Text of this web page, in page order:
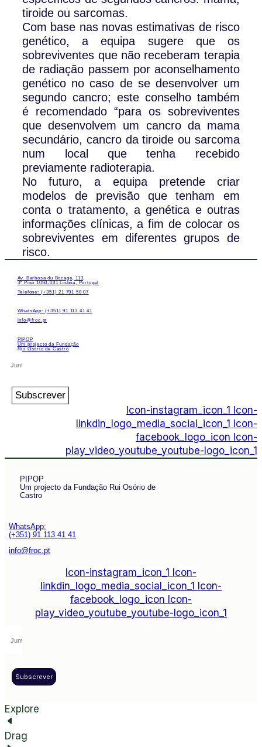
tiroide ou sarcomas.
Com base nas novas estimativas de risco
genético, a equipa sugere que os
sobreviventes que não receberam terapia
de radiação passem por aconselhamento
genético no caso de se desenvolver um
segundo cancro; este conselho também
é recomendado “para os sobreviventes
que desenvolvem um cancro da mama
secundário, cancro da tiroide ou sarcoma
num local que tenha recebido
previamente radioterapia.
No futuro, a equipa pretende criar
modelos de previsão que tenham em
conta o tratamento, a genética e outras
informações clínicas, a fim de colocar os
sobreviventes em diferentes grupos de
risco.
Av. Barbosa du Bocage, 113,
3º Piso 1050-031 Lisboa, Portugal
Telefone: (+351) 21 791 50 07
WhatsApp: (+351) 91 113 41 41
info@froc.pt
PIPOP
Um projecto da Fundação
Rui Osório de Castro
Subscrever
Icon-instagram_icon_1
Icon-
linkdin_logo_media_social_icon_1
Icon-
facebook_logo_icon Icon-
play_video_youtube_youtube-logo_icon_1
PIPOP
Um projecto da Fundação Rui Osório de
Castro
WhatsApp:
(+351) 91 113 41 41
info@froc.pt
Icon-instagram_icon_1
Icon-
linkdin_logo_media_social_icon_1
Icon-
facebook_logo_icon Icon-
play_video_youtube_youtube-logo_icon_1
Subscrever
Explore
Drag